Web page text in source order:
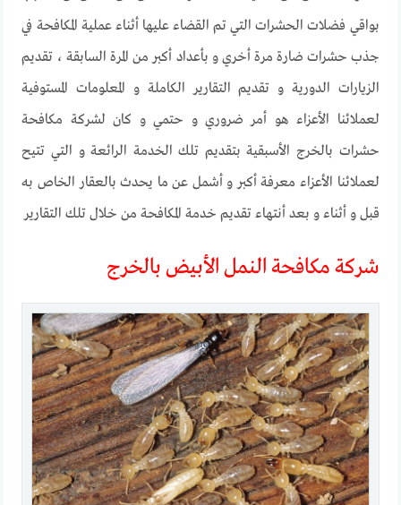
بواقي فضلات الحشرات التي تم القضاء عليها أثناء عملية المكافحة في
جذب حشرات ضارة مرة أخري و بأعداد أكبر من المرة السابقة ، تقديم
الزيارات الدورية و تقديم التقارير الكاملة و المعلومات المستوفية
لعملائنا الأعزاء هو أمر ضروري و حتمي و كان لشركة مكافحة
حشرات بالخرج الأسبقية بتقديم تلك الخدمة الرائعة و التي تتيح
لعملائنا الأعزاء معرفة أكبر و أشمل عن ما يحدث بالعقار الخاص به
قبل و أثناء و بعد أنتهاء تقديم خدمة المكافحة من خلال تلك التقارير
شركة مكافحة النمل الأبيض بالخرج